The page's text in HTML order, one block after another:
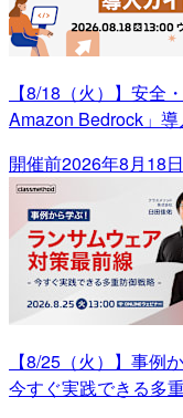
【8/18（火）】安全
Amazon Bedrock」導
開催前2026年8月18
【8/25（火）】事例
今すぐ実践できる多